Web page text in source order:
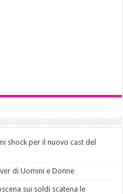
shock per il nuovo cast del
di Uomini e Donne
sui soldi scatena le